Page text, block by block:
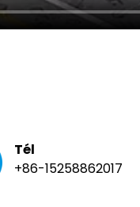
Tél
+86-15258862017